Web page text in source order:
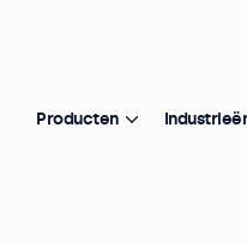
Producten